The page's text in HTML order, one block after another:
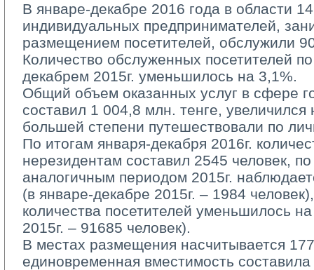
В январе-декабре 2016 года в области
индивидуальных предпринимателей,
размещением посетителей, обслужили
Количество обслуженных посетителей
декабрем 2015г. уменьшилось на 3,1%.
Общий объем оказанных услуг в сфере
составил 1 004,8 млн. тенге,
большей степени путешествовали по
По итогам января-декабря 2016г.
нерезидентам составил 2545 человек,
аналогичным периодом 2015г.
(в январе-декабре 2015г. – 1984
количества посетителей уменьшилось
2015г. – 91685 человек).
В местах размещения насчитывается
единовременная вместимость составила